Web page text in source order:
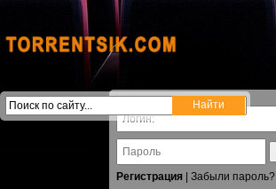
Регистрация
Забыли пароль?